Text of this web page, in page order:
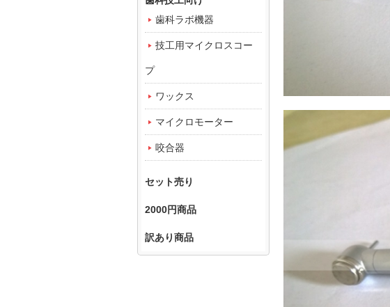
歯科ラボ機器
技工用マイクロスコー
プ
ワックス
マイクロモーター
咬合器
セット売り
2000円商品
訳あり商品